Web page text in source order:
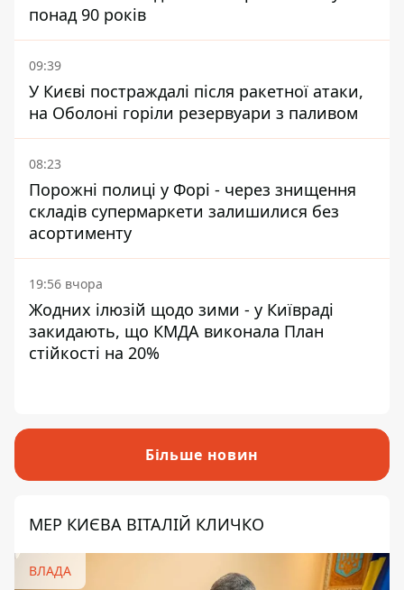
понад 90 років
09:39
У Києві постраждалі після ракетної атаки,
на Оболоні горіли резервуари з паливом
08:23
Порожні полиці у Форі - через знищення
складів супермаркети залишилися без
асортименту
19:56 вчора
Жодних ілюзій щодо зими - у Київраді
закидають, що КМДА виконала План
стійкості на 20%
Більше новин
МЕР КИЄВА ВІТАЛІЙ КЛИЧКО
ВЛАДА